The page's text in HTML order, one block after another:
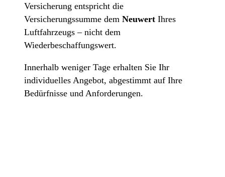
Versicherung entspricht die
Versicherungssumme dem Neuwert Ihres
Luftfahrzeugs – nicht dem
Wiederbeschaffungswert.
Innerhalb weniger Tage erhalten Sie Ihr
individuelles Angebot, abgestimmt auf Ihre
Bedürfnisse und Anforderungen.